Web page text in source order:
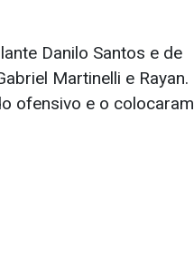
Danilo Santos e de
Martinelli e Rayan.
ofensivo e o colocaram